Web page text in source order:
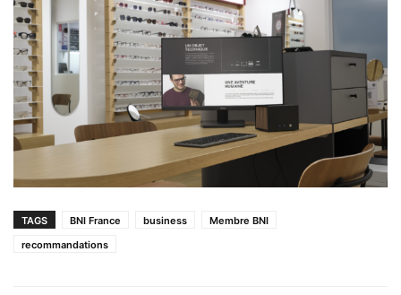
TAGS BNI France business
Membre BNI
recommandations